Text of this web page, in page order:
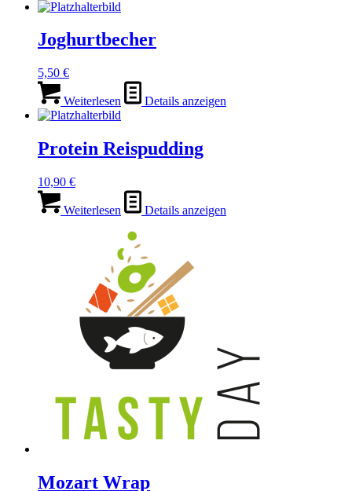
Joghurtbecher
5,50 €
Weiterlesen Details anzeigen
Protein Reispudding
10,90 €
Weiterlesen Details anzeigen
Mozart Wrap